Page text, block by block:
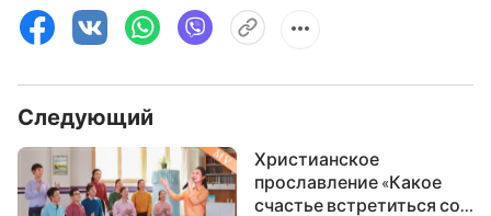
Смысл и ценность Его слов
сущностью их определены,
и неважно, признает ли их человечество.
И пусть никто не принимает слов Его,
Следующий
Христианское
прославление «Какое
счастье встретиться со